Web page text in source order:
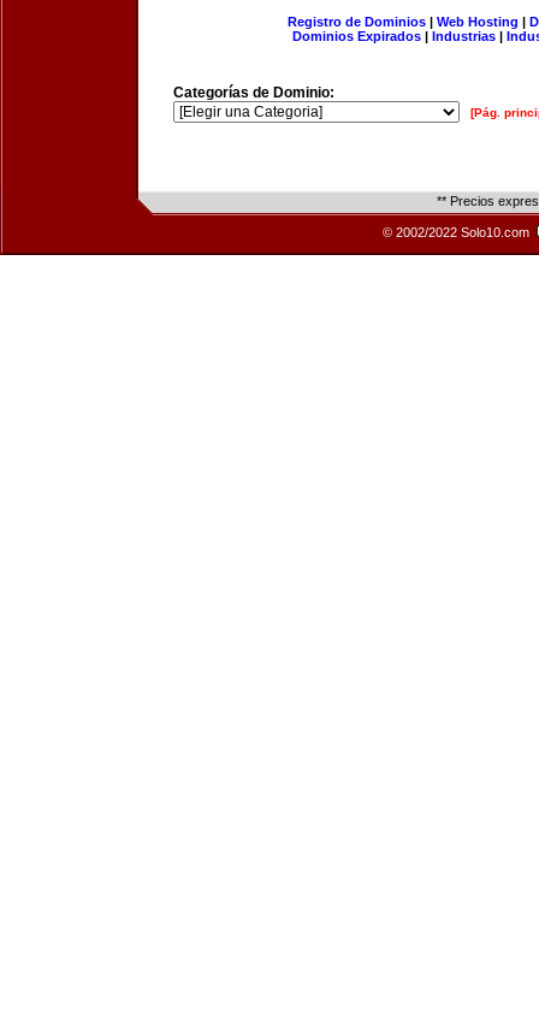
Registro de Dominios| Web Hosting |
Dominios Expirados | Industrias |
Categorías de Dominio:
[Pág.
** Precios
© 2002/2022 Solo10.com